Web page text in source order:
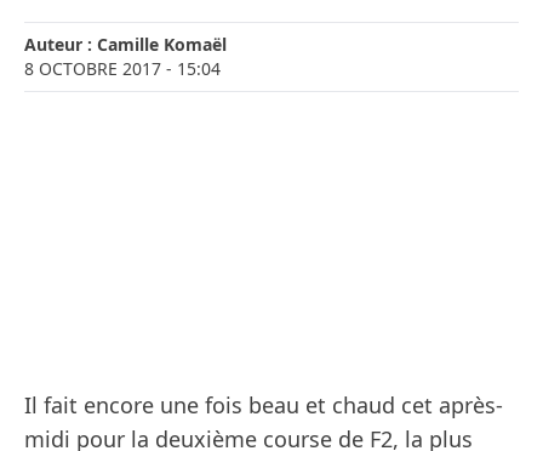
Auteur : Camille Komaël
8 OCTOBRE 2017 - 15:04
Il fait encore une fois beau et chaud cet après-
midi pour la deuxième course de F2, la plus